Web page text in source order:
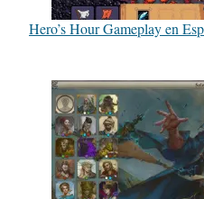
Hero’s Hour Gameplay en